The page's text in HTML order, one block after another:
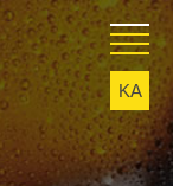
KA